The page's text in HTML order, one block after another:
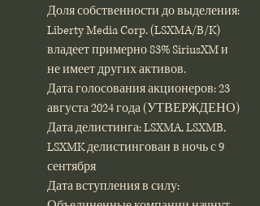
Доля собственности до выделения:
Liberty Media Corp. (LSXMA/B/K)
владеет примерно 83% SiriusXM и
не имеет других активов.
Дата голосования акционеров: 23
августа 2024 года (УТВЕРЖДЕНО)
Дата делистинга: LSXMA, LSXMB,
LSXMK делистингован в ночь с 9
сентября
Дата вступления в силу: